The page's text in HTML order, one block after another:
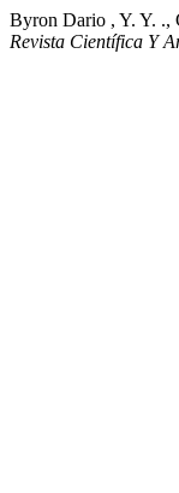
Byron Dario , Y. Y.
Revista Científica Y